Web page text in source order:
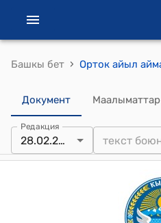
Башкы бет ›
Документ Маалыматтар
Редакция
28.02.2023